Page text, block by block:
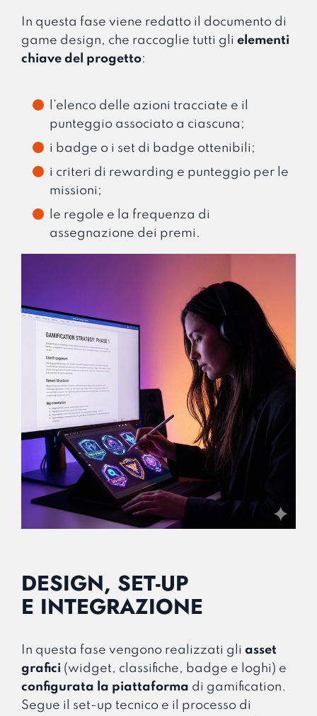
In questa fase viene redatto il documento di
game design, che raccoglie tutti gli elementi
chiave del progetto:
l’elenco delle azioni tracciate e il
punteggio associato a ciascuna;
i badge o i set di badge ottenibili;
i criteri di rewarding e punteggio per le
missioni;
le regole e la frequenza di
assegnazione dei premi.
DESIGN, SET-UP
E INTEGRAZIONE
In questa fase vengono realizzati gli asset
grafici (widget, classifiche, badge e loghi) e
configurata la piattaforma di gamification.
Segue il set-up tecnico e il processo di